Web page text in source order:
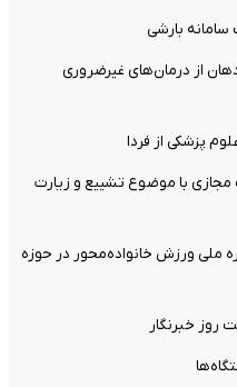
بارشی
از درمان‌های غیرضروری
پزشکی از فردا
مجازی با موضوع تشییع و زیارت
ملی ورزش خانواده‌محور در حوزه
روز خبرنگار